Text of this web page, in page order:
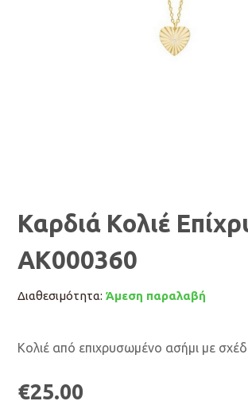
Καρδιά Κολιέ
ΑΚ000360
Διαθεσιμότητα: Άμεση παραλαβή
Κολιέ από επιχρυσωμένο ασήμι με
€25.00